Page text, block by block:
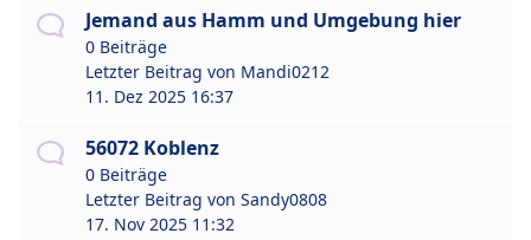
Jemand aus Hamm und Umgebung hier
0 Beiträge
Letzter Beitrag von Mandi0212
11. Dez 2025 16:37
56072 Koblenz
0 Beiträge
Letzter Beitrag von Sandy0808
17. Nov 2025 11:32